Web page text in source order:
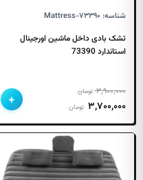
شناسه: Mattress-۷۳۳۹۰
تشک بادی داخل ماشین اورجینال
استاندارد 73390
۳,۹۰۰,۰۰۰ تومان
قیمت
اصلی
۳,۹۰۰,۰۰۰ تومان
بود.
۳,۷۰۰,۰۰۰ تومانقیمت
فعلی
۳,۷۰۰,۰۰۰ تومان
است.
+